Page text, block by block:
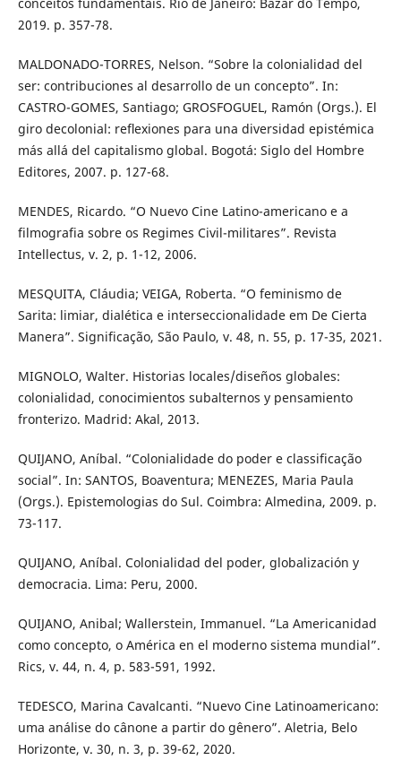
conceitos fundamentais. Rio de Janeiro: Bazar do Tempo,
2019. p. 357-78.
MALDONADO-TORRES, Nelson. “Sobre la colonialidad del
ser: contribuciones al desarrollo de un concepto”. In:
CASTRO-GOMES, Santiago; GROSFOGUEL, Ramón (Orgs.). El
giro decolonial: reﬂexiones para una diversidad epistémica
más allá del capitalismo global. Bogotá: Siglo del Hombre
Editores, 2007. p. 127-68.
MENDES, Ricardo. “O Nuevo Cine Latino-americano e a
filmografia sobre os Regimes Civil-militares”. Revista
Intellectus, v. 2, p. 1-12, 2006.
MESQUITA, Cláudia; VEIGA, Roberta. “O feminismo de
Sarita: limiar, dialética e interseccionalidade em De Cierta
Manera”. Significação, São Paulo, v. 48, n. 55, p. 17-35, 2021.
MIGNOLO, Walter. Historias locales/diseños globales:
colonialidad, conocimientos subalternos y pensamiento
fronterizo. Madrid: Akal, 2013.
QUIJANO, Aníbal. “Colonialidade do poder e classificação
social”. In: SANTOS, Boaventura; MENEZES, Maria Paula
(Orgs.). Epistemologias do Sul. Coimbra: Almedina, 2009. p.
73-117.
QUIJANO, Aníbal. Colonialidad del poder, globalización y
democracia. Lima: Peru, 2000.
QUIJANO, Anibal; Wallerstein, Immanuel. “La Americanidad
como concepto, o América en el moderno sistema mundial”.
Rics, v. 44, n. 4, p. 583-591, 1992.
TEDESCO, Marina Cavalcanti. “Nuevo Cine Latinoamericano:
uma análise do cânone a partir do gênero”. Aletria, Belo
Horizonte, v. 30, n. 3, p. 39-62, 2020.